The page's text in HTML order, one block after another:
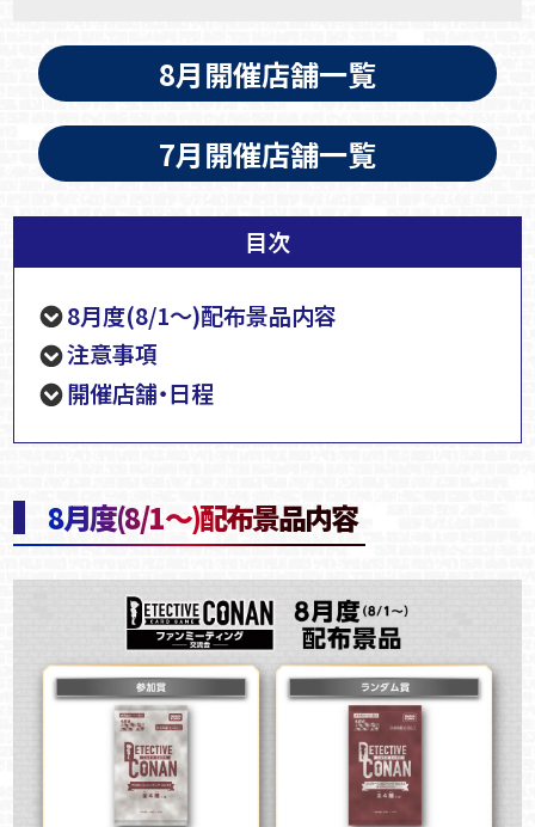
8月開催店舗一覧
7月開催店舗一覧
目次
8月度(8/1～)配布景品内容
注意事項
開催店舗・日程
8月度(8/1～)配布景品内容